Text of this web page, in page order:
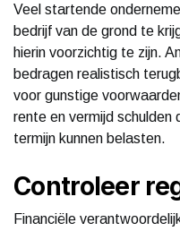
Veel startende
bedrijf van de grond te
hierin voorzichtig te zijn.
bedragen realistisch
voor gunstige
rente en vermijd schulden
termijn kunnen belasten.
Controleer
Financiële